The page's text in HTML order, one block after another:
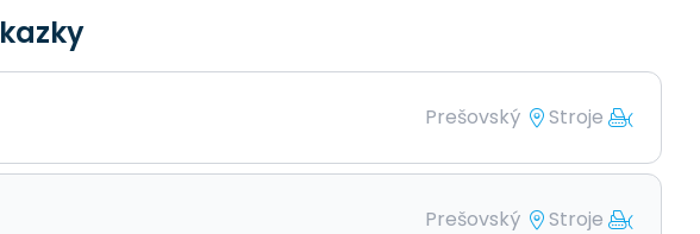
Prešovský Stroje
Prešovský Stroje